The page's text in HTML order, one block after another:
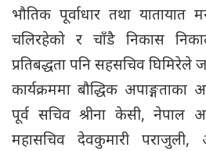
भौतिक पूर्वाधार तथा
चलिरहेको र चाँडै निकास
प्रतिबद्धता पनि सहसचिव घिमिरेले
कार्यक्रममा बौद्धिक
पूर्व सचिव श्रीना केसी, नेपाल
महासचिव देवकुमारी पराजुली,